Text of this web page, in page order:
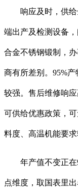
响应及时，供给
端出产及检测设备
合金不锈钢锻制，
商有所差别。95%
较强。售后维修响
可供给优惠政策，
料度、高温机能要
年产值不变正在
点维度，取国表里